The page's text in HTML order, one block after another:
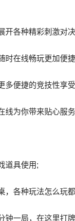
开各种精彩刺激对决
时在线畅玩更加便捷
多便捷的竞技性享受
线为你带来贴心服务
道具使用;
，各种玩法怎么玩
钟一局，在这里打